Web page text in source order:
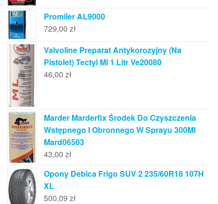
Promiler AL9000
729,00 zł
Valvoline Preparat Antykorozyjny (Na
Pistolet) Tectyl Ml 1 Litr Ve20080
46,00 zł
Marder Marderfix Środek Do Czyszczenia
Wstępnego I Obronnego W Sprayu 300Ml
Mard06503
43,00 zł
Opony Debica Frigo SUV 2 235/60R18 107H
XL
500,09 zł